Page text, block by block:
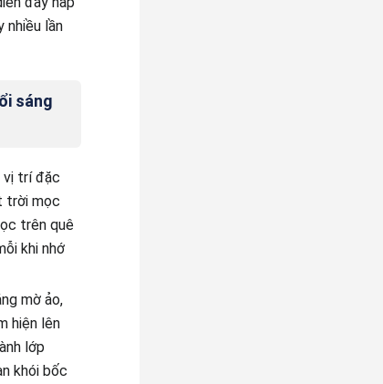
nhiều lần
sáng
vị trí đặc
trời mọc
trên quê
khi nhớ
mờ ảo,
hiện lên
lớp
khói bốc